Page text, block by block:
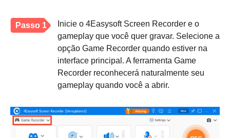
Passo 1
Inicie o 4Easysoft Screen Recorder e o
gameplay que você quer gravar. Selecione a
opção Game Recorder quando estiver na
interface principal. A ferramenta Game
Recorder reconhecerá naturalmente seu
gameplay quando você a abrir.